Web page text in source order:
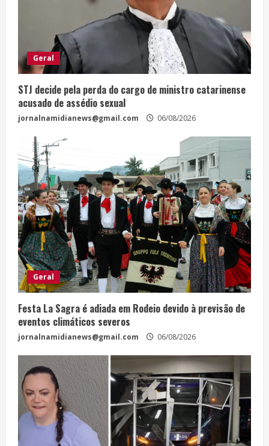
Geral
STJ decide pela perda do cargo de ministro catarinense
acusado de assédio sexual
jornalnamidianews@gmail.com 06/08/2026
Geral
Festa La Sagra é adiada em Rodeio devido à previsão de
eventos climáticos severos
jornalnamidianews@gmail.com 06/08/2026